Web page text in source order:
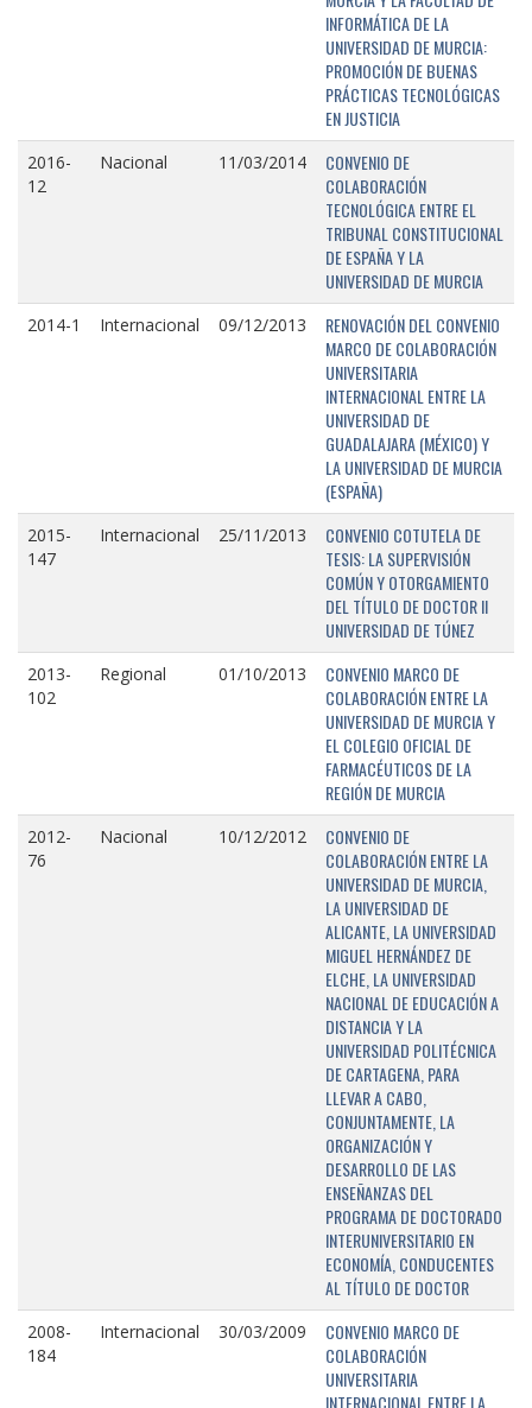
INFORMÁTICA DE LA
UNIVERSIDAD DE MURCIA:
PROMOCIÓN DE BUENAS
PRÁCTICAS TECNOLÓGICAS
EN JUSTICIA
2016-
12
Nacional 11/03/2014
CONVENIO DE
COLABORACIÓN
TECNOLÓGICA ENTRE EL
TRIBUNAL CONSTITUCIONAL
DE ESPAÑA Y LA
UNIVERSIDAD DE MURCIA
2014-1 Internacional 09/12/2013
RENOVACIÓN DEL CONVENIO
MARCO DE COLABORACIÓN
UNIVERSITARIA
INTERNACIONAL ENTRE LA
UNIVERSIDAD DE
GUADALAJARA (MÉXICO) Y
LA UNIVERSIDAD DE MURCIA
(ESPAÑA)
2015-
147
Internacional 25/11/2013
CONVENIO COTUTELA DE
TESIS: LA SUPERVISIÓN
COMÚN Y OTORGAMIENTO
DEL TÍTULO DE DOCTOR II
UNIVERSIDAD DE TÚNEZ
2013-
102
Regional 01/10/2013
CONVENIO MARCO DE
COLABORACIÓN ENTRE LA
UNIVERSIDAD DE MURCIA Y
EL COLEGIO OFICIAL DE
FARMACÉUTICOS DE LA
REGIÓN DE MURCIA
2012-
76
Nacional 10/12/2012
CONVENIO DE
COLABORACIÓN ENTRE LA
UNIVERSIDAD DE MURCIA,
LA UNIVERSIDAD DE
ALICANTE, LA UNIVERSIDAD
MIGUEL HERNÁNDEZ DE
ELCHE, LA UNIVERSIDAD
NACIONAL DE EDUCACIÓN A
DISTANCIA Y LA
UNIVERSIDAD POLITÉCNICA
DE CARTAGENA, PARA
LLEVAR A CABO,
CONJUNTAMENTE, LA
ORGANIZACIÓN Y
DESARROLLO DE LAS
ENSEÑANZAS DEL
PROGRAMA DE DOCTORADO
INTERUNIVERSITARIO EN
ECONOMÍA, CONDUCENTES
AL TÍTULO DE DOCTOR
2008-
184
Internacional 30/03/2009
CONVENIO MARCO DE
COLABORACIÓN
UNIVERSITARIA
INTERNACIONAL ENTRE LA